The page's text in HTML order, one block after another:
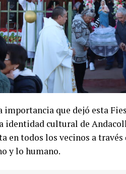
importancia que dejó esta
identidad cultural de
en todos los vecinos a
y lo humano.